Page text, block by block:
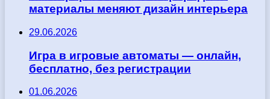
материалы меняют дизайн интерьера
29.06.2026
Игра в игровые автоматы — онлайн,
бесплатно, без регистрации
01.06.2026